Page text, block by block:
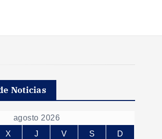
Noticias
agosto 2026
X J V S D